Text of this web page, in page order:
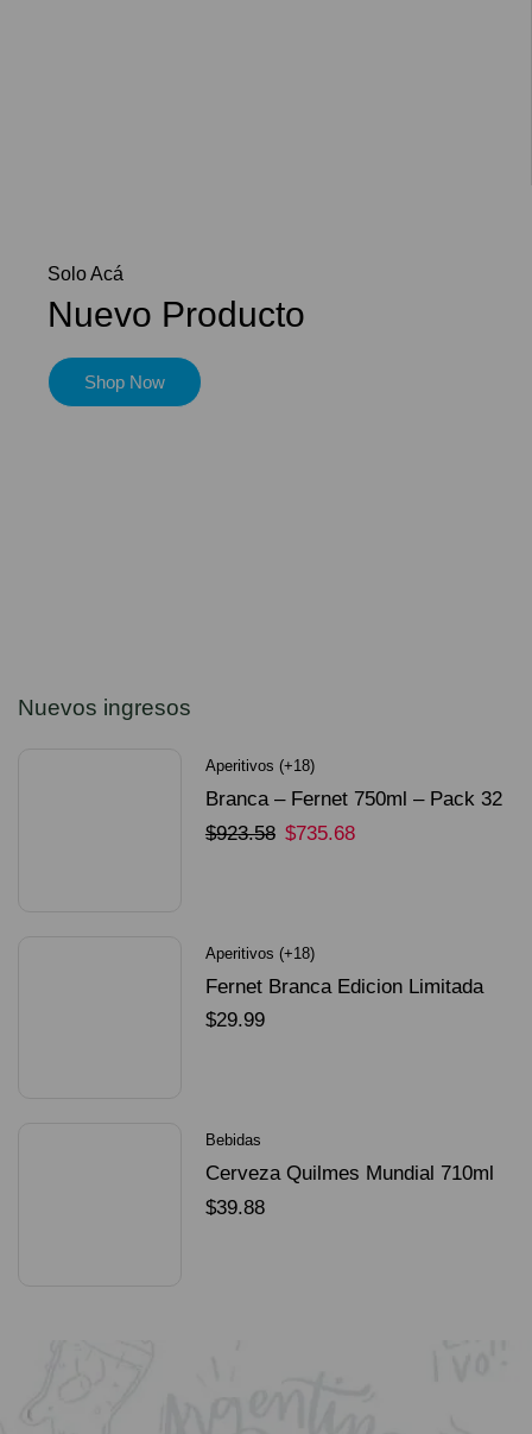
Solo Acá
Nuevo Producto
Shop Now
Nuevos ingresos
Aperitivos (+18)
Branca – Fernet 750ml – Pack 32
Unidades
$923.58 $735.68
Aperitivos (+18)
Fernet Branca Edicion Limitada
Dorado Mundial
$29.99
Bebidas
Cerveza Quilmes Mundial 710ml
packX4
$39.88